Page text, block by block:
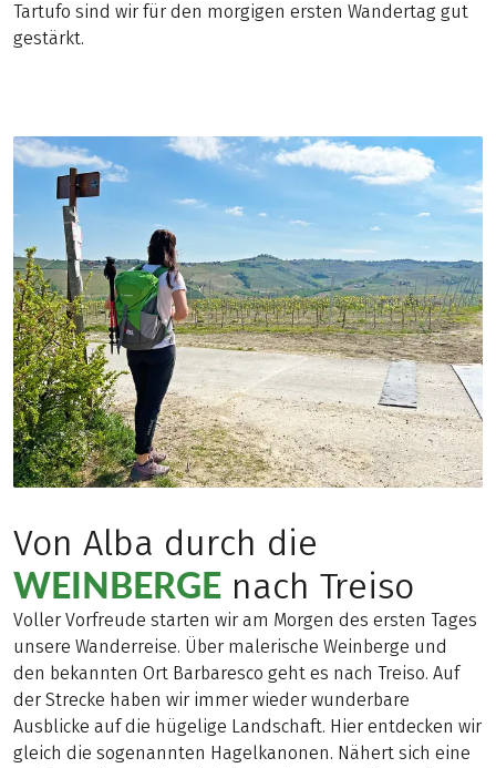
Tartufo sind wir für den morgigen ersten Wandertag gut
gestärkt.
Von Alba durch die
WEINBERGE nach Treiso
Voller Vorfreude starten wir am Morgen des ersten Tages
unsere Wanderreise. Über malerische Weinberge und
den bekannten Ort Barbaresco geht es nach Treiso. Auf
der Strecke haben wir immer wieder wunderbare
Ausblicke auf die hügelige Landschaft. Hier entdecken wir
gleich die sogenannten Hagelkanonen. Nähert sich eine